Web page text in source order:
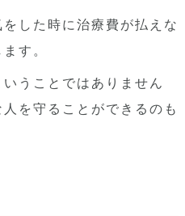
した時に治療費が払えな
す。
いうことではありません
を守ることができるのも